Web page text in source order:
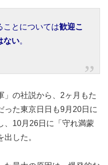
ことについては歓迎こ
ない。
」の社説から、2ヶ月もた
った東京日日も9月20日に
、10月26日に「守れ満蒙
した。